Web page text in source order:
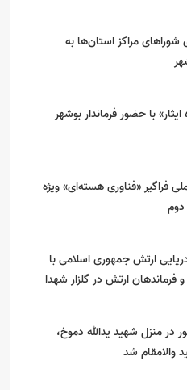
مراکز استان‌ها به
با حضور فرماندار بوشهر
فراگیر «فناوری هسته‌ای» ویژه
ارتش جمهوری اسلامی با
فرماندهان ارتش در گلزار شهدا
در منزل شهید یدالله دموخ،
والامقام شد